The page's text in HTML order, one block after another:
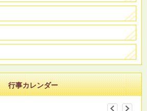
行事カレンダー